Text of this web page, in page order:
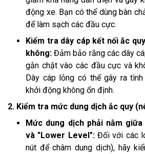
động xe. Bạn có thể dùng bàn
để làm sạch các đầu cực.
Kiểm tra dây cáp kết nối ắc
không:Đảm bảo rằng các dây
gắn chặt vào các đầu cực và
Dây cáp lỏng có thể gây ra
khởi động không ổn định.
2. Kiểm tra mức dung dịch ắc quy
Mức dung dịch phải nằm
và "Lower Level":Đối với các
nút để châm dung dịch), hãy